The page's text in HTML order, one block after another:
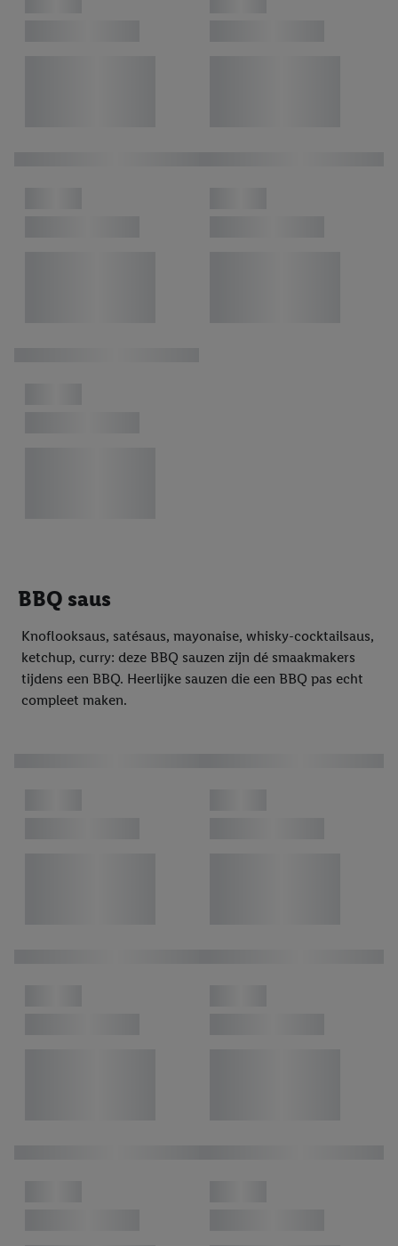
BBQ saus
Knoflooksaus, satésaus, mayonaise, whisky-cocktailsaus,
ketchup, curry: deze BBQ sauzen zijn dé smaakmakers
tijdens een BBQ. Heerlijke sauzen die een BBQ pas echt
compleet maken.